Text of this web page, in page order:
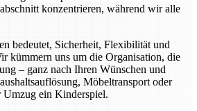
konzentrieren, während wir alle
bedeutet, Sicherheit, Flexibilität und
kümmern uns um die Organisation, die
– ganz nach Ihren Wünschen und
Möbeltransport oder
ein Kinderspiel.